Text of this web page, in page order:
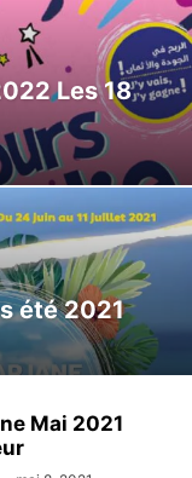
Les 18
été 2021
Mai 2021